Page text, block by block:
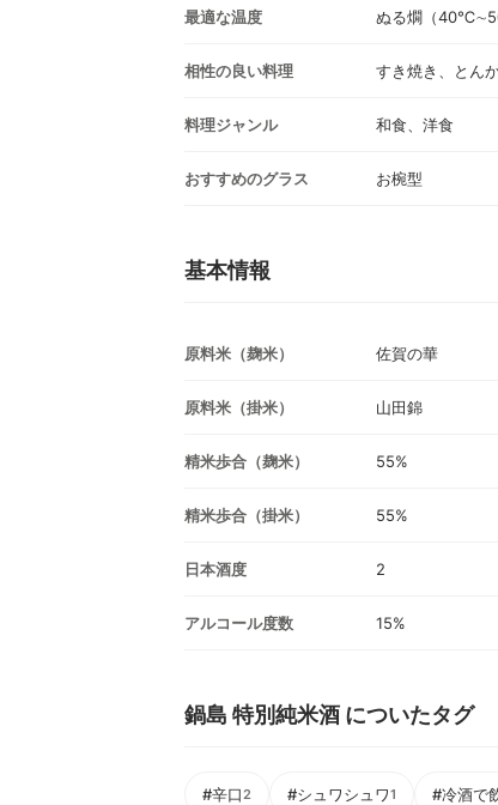
最適な温度 ぬる燗（
相性の良い料理 すき焼き、とん
料理ジャンル 和食、洋食
おすすめのグラス お椀型
基本情報
原料米（麹米） 佐賀の華
原料米（掛米） 山田錦
精米歩合（麹米） 55%
精米歩合（掛米） 55%
日本酒度 2
アルコール度数 15%
鍋島 特別純米酒 についたタグ
#辛口 2 #シュワシュワ1 #冷酒で